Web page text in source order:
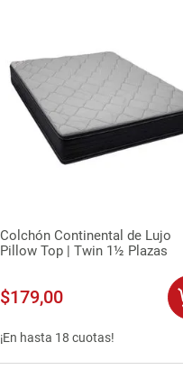
Vista rápida
Colchón Continental de Lujo
Pillow Top | Twin 1½ Plazas
$179,00
¡En hasta 18 cuotas!